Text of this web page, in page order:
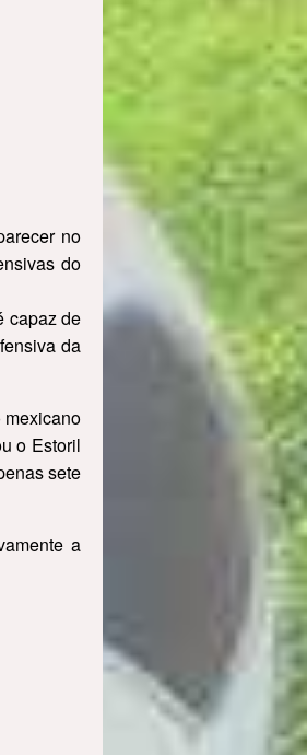
no
do
capaz de
da
o Estoril
sete
a